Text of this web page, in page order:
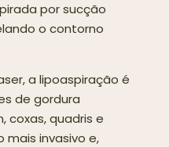
por sucção
o contorno
a lipoaspiração é
de gordura
coxas, quadris e
mais invasivo e,